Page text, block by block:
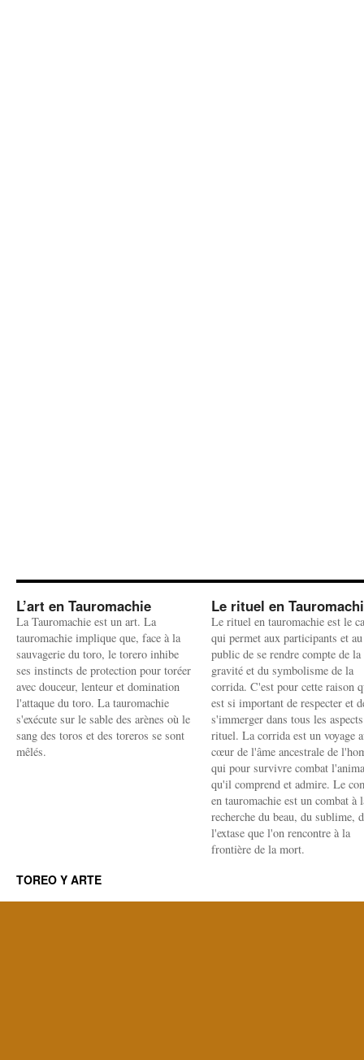
L’art en Tauromachie
La Tauromachie est un art. La
tauromachie implique que, face à la
sauvagerie du toro, le torero inhibe
ses instincts de protection pour toréer
avec douceur, lenteur et domination
l'attaque du toro. La tauromachie
s'exécute sur le sable des arènes où le
sang des toros et des toreros se sont
mêlés.
Le rituel en
Le rituel en tauromachie est le
qui permet aux participants et au
public de se rendre compte de la
gravité et du symbolisme de la
corrida. C'est pour cette raison
est si important de respecter et
s'immerger dans tous les
rituel. La corrida est un voyage
cœur de l'âme ancestrale de
qui pour survivre combat
qu'il comprend et admire. Le
en tauromachie est un combat à
recherche du beau, du sublime,
l'extase que l'on rencontre à la
frontière de la mort.
TOREO Y ARTE